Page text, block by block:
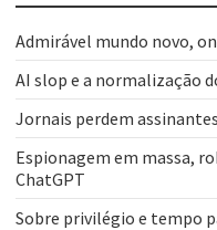
Admirável mundo novo,
AI slop e a normalização
Jornais perdem
Espionagem em massa,
ChatGPT
Sobre privilégio e tempo